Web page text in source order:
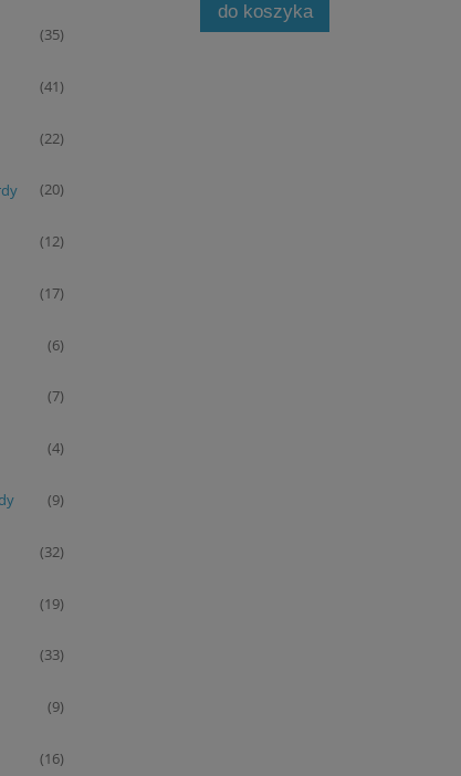
(35)
(41)
(22)
(20)
(12)
(17)
(6)
(7)
(4)
(9)
(32)
(19)
(33)
(9)
(16)
do koszyka